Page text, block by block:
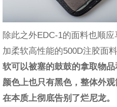
除此之外EDC-1的面料也顺
加柔软高性能的500D注胶面料
软可以被塞的鼓鼓的拿取物
颜色上也只有黑色，整体外
在本质上彻底告别了烂尼龙。